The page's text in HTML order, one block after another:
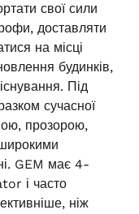
свої сили
доставляти
на місці
будинків,
Під
сучасної
прозорою,
GEM має 4-
і часто
ніж